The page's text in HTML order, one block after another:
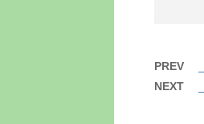
PREV
NEXT